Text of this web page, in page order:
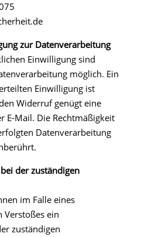
zur Datenverarbeitung
Einwilligung sind
möglich. Ein
Einwilligung ist
Widerruf genügt eine
E-Mail. Die Rechtmäßigkeit
Datenverarbeitung
der zuständigen
im Falle eines
Verstoßes ein
zuständigen